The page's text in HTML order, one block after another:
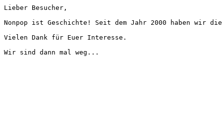
Lieber Besucher,
Nonpop ist Geschichte! Seit dem Jahr 2000 haben wir
Vielen Dank für Euer Interesse.
Wir sind dann mal weg...